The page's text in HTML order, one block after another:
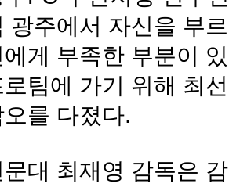
광주에서 자신을 부
에게 부족한 부분이
로팀에 가기 위해 최
오를 다졌다.
문대 최재영 감독은